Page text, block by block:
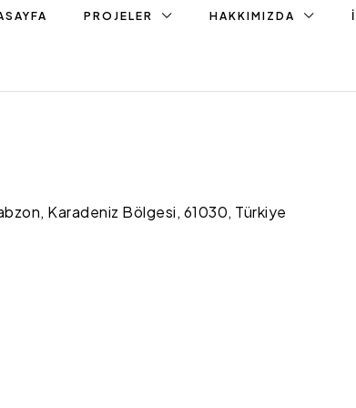
PROJELER HAKKIMIZDA
Karadeniz Bölgesi, 61030, Türkiye